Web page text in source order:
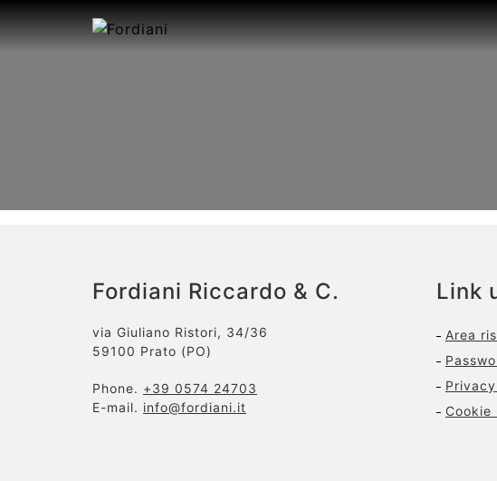
Fordiani Riccardo & C.
via Giuliano Ristori, 34/36
59100 Prato (PO)
Phone. +39 0574 24703
E-mail. info@fordiani.it
Link
Area
Cookie